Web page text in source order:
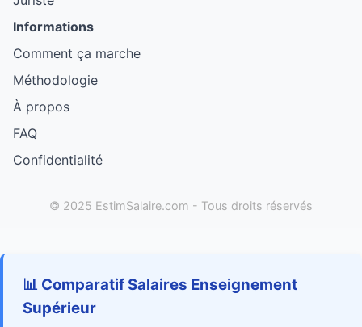
Informations
Comment ça marche
Méthodologie
À propos
FAQ
Confidentialité
© 2025 EstimSalaire.com - Tous droits réservés
📊 Comparatif Salaires Enseignement
Supérieur